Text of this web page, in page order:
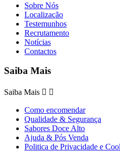
Sobre Nós
Localização
Testemunhos
Recrutamento
Notícias
Contactos
Saiba Mais
Saiba Mais  
Como encomendar
Qualidade & Segurança
Sabores Doce Alto
Ajuda & Pós Venda
Politica de Privacidade e